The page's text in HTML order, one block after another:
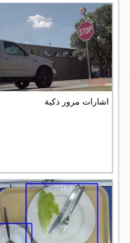
اشارات مرور ذكية